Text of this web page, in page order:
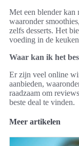
Met een blender kan
waaronder
zelfs desserts. Het
voeding in de
Waar kan ik het
Er zijn veel online
aanbieden,
raadzaam om
beste deal te vinden.
Meer artikelen